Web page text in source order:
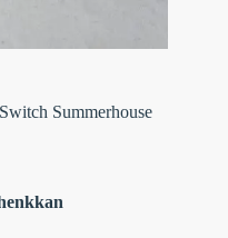
Summerhouse